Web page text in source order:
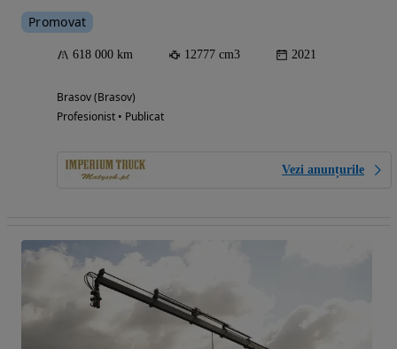
Promovat
618 000 km 12777 cm3 2021
Brasov (Brasov)
Profesionist • Publicat
Vezi anunțurile